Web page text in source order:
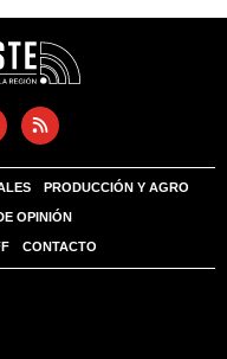
PRODUCCIÓN Y AGRO
OPINIÓN
CONTACTO